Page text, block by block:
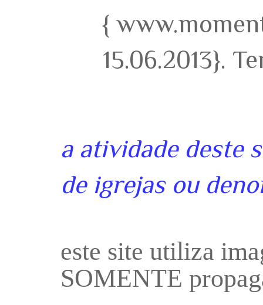
{
15.06.2013}.
a atividade deste
de igrejas ou
este site utiliza
SOMENTE